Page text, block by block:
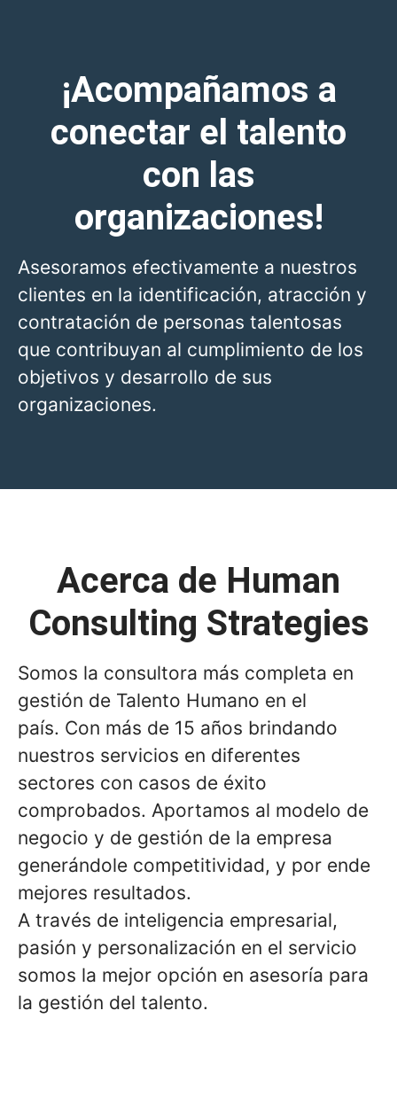
¡Acompañamos a
conectar el talento
con las
organizaciones!
Asesoramos efectivamente a nuestros
clientes en la identificación, atracción y
contratación de personas talentosas
que contribuyan al cumplimiento de los
objetivos y desarrollo de sus
organizaciones.
Acerca de Human
Consulting Strategies
Somos la consultora más completa en
gestión de Talento Humano en el
país. Con más de 15 años brindando
nuestros servicios en diferentes
sectores con casos de éxito
comprobados. Aportamos al modelo de
negocio y de gestión de la empresa
generándole competitividad, y por ende
mejores resultados.
A través de inteligencia empresarial,
pasión y personalización en el servicio
somos la mejor opción en asesoría para
la gestión del talento.